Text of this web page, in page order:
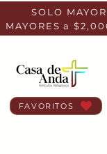
SOLO
MAYORES a
FAVORITOS